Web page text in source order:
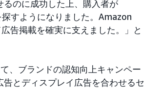
のに成功した上、購入者が
すようになりました。Amazon
告掲載を確実に支えました。」と
、ブランドの認知向上キャンペー
とディスプレイ広告を合わせるセ